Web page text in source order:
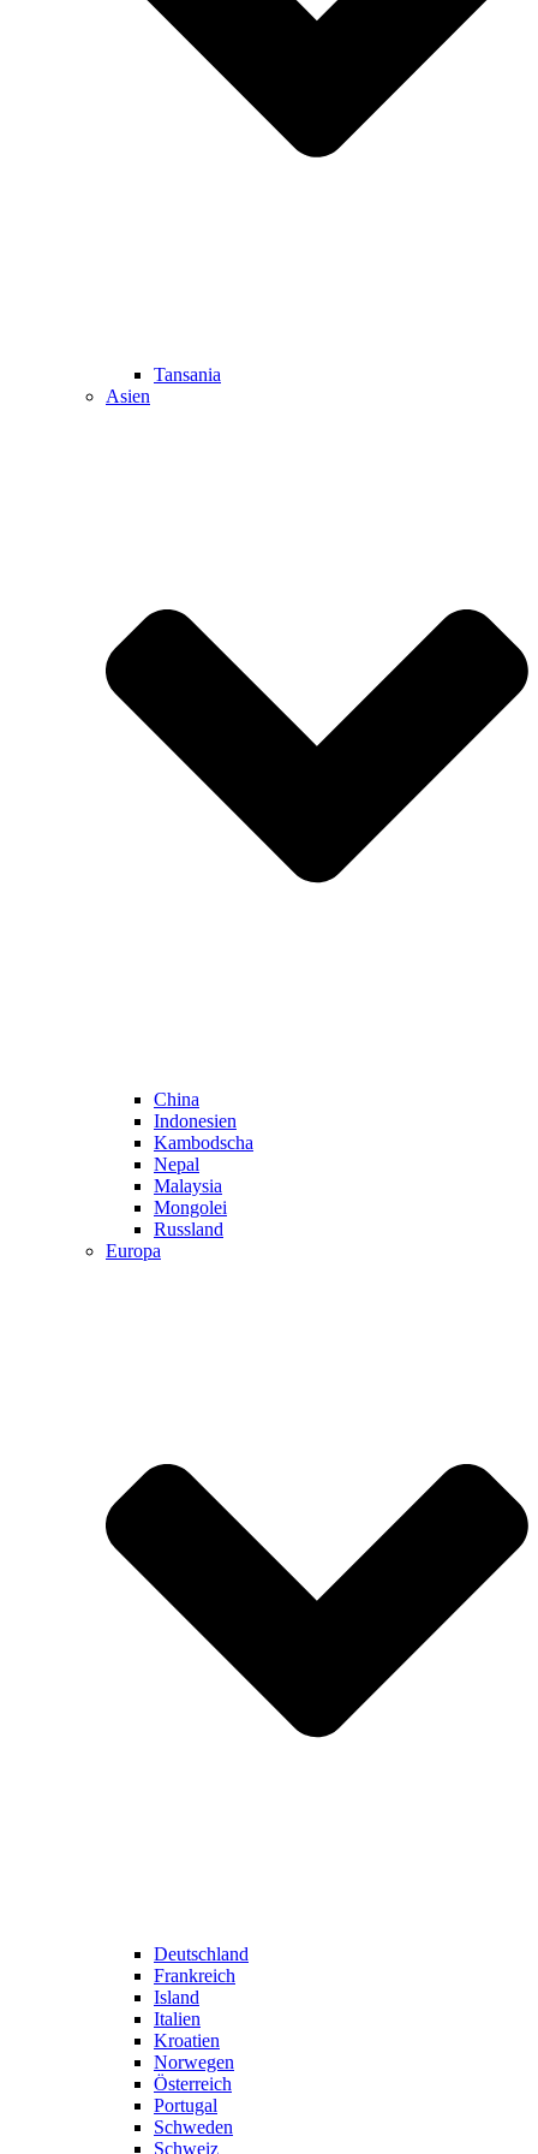
Tansania
Asien
China
Indonesien
Kambodscha
Nepal
Malaysia
Mongolei
Russland
Europa
Deutschland
Frankreich
Island
Italien
Kroatien
Norwegen
Österreich
Portugal
Schweden
Schweiz